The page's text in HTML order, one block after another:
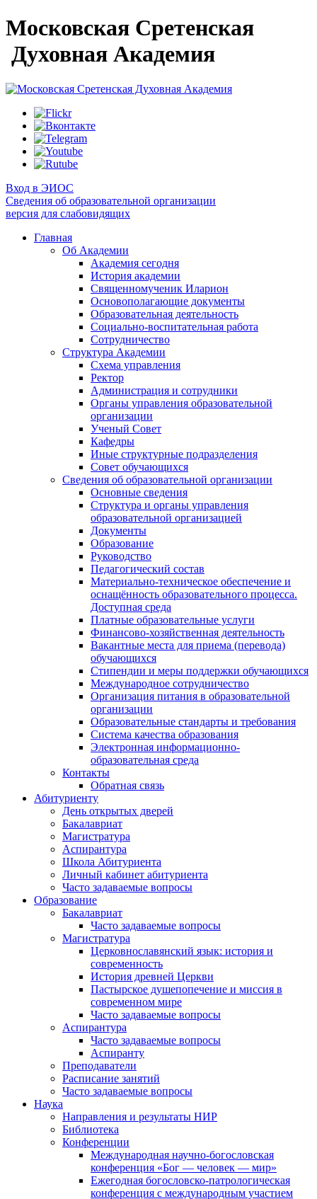
Московская Сретенская
Духовная Академия
Вход в ЭИОС
Сведения об образовательной организации
версия для слабовидящих
Главная
Об Академии
Академия сегодня
История академии
Священномученик Иларион
Основополагающие документы
Образовательная деятельность
Социально-воспитательная работа
Сотрудничество
Структура Академии
Схема управления
Ректор
Администрация и сотрудники
Органы управления образовательной
организации
Ученый Совет
Кафедры
Иные структурные подразделения
Совет обучающихся
Сведения об образовательной организации
Основные сведения
Структура и органы управления
образовательной организацией
Документы
Образование
Руководство
Педагогический состав
Материально-техническое обеспечение и
оснащённость образовательного процесса.
Доступная среда
Платные образовательные услуги
Финансово-хозяйственная деятельность
Вакантные места для приема (перевода)
обучающихся
Стипендии и меры поддержки обучающихся
Международное сотрудничество
Организация питания в образовательной
организации
Образовательные стандарты и требования
Система качества образования
Электронная информационно-
образовательная среда
Контакты
Обратная связь
Абитуриенту
День открытых дверей
Бакалавриат
Магистратура
Аспирантура
Школа Абитуриента
Личный кабинет абитуриента
Часто задаваемые вопросы
Образование
Бакалавриат
Часто задаваемые вопросы
Магистратура
Церковнославянский язык: история и
современность
История древней Церкви
Пастырское душепопечение и миссия в
современном мире
Часто задаваемые вопросы
Аспирантура
Часто задаваемые вопросы
Аспиранту
Преподаватели
Расписание занятий
Часто задаваемые вопросы
Наука
Направления и результаты НИР
Библиотека
Конференции
Международная научно-богословская
конференция «Бог — человек — мир»
Ежегодная богословско-патрологическая
конференция с международным участием